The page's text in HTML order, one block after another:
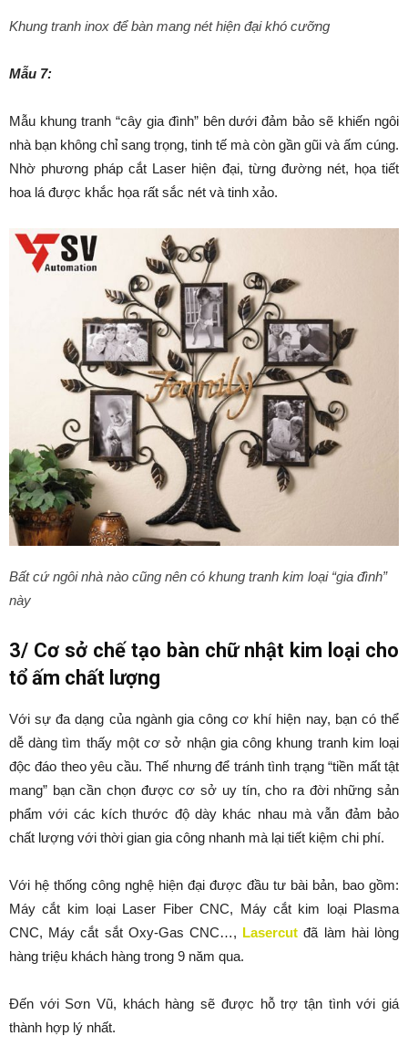
Khung tranh inox để bàn mang nét hiện đại khó cưỡng
Mẫu 7:
Mẫu khung tranh “cây gia đình” bên dưới đảm bảo sẽ khiến ngôi
nhà bạn không chỉ sang trọng, tinh tế mà còn gần gũi và ấm cúng.
Nhờ phương pháp cắt Laser hiện đại, từng đường nét, họa tiết
hoa lá được khắc họa rất sắc nét và tinh xảo.
Bất cứ ngôi nhà nào cũng nên có khung tranh kim loại “gia đình”
này
3/ Cơ sở chế tạo bàn chữ nhật kim loại cho
tổ ấm chất lượng
Với sự đa dạng của ngành gia công cơ khí hiện nay, bạn có thể
dễ dàng tìm thấy một cơ sở nhận gia công khung tranh kim loại
độc đáo theo yêu cầu. Thế nhưng để tránh tình trạng “tiền mất tật
mang” bạn cần chọn được cơ sở uy tín, cho ra đời những sản
phẩm với các kích thước độ dày khác nhau mà vẫn đảm bảo
chất lượng với thời gian gia công nhanh mà lại tiết kiệm chi phí.
Với hệ thống công nghệ hiện đại được đầu tư bài bản, bao gồm:
Máy cắt kim loại Laser Fiber CNC, Máy cắt kim loại Plasma
CNC, Máy cắt sắt Oxy-Gas CNC…, Lasercut đã làm hài lòng
hàng triệu khách hàng trong 9 năm qua.
Đến với Sơn Vũ, khách hàng sẽ được hỗ trợ tận tình với giá
thành hợp lý nhất.